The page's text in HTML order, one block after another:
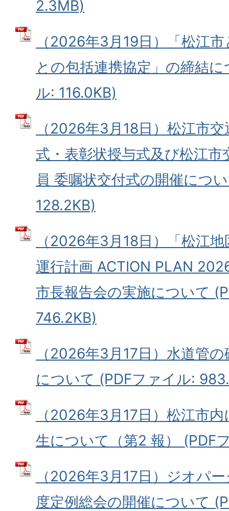
2.3MB)
（2026年3月19日）「松江
との包括連携協定」の締結
ル: 116.0KB)
（2026年3月18日）松江市
式・表彰状授与式及び松江市
員 委嘱状交付式の開催につ
128.2KB)
（2026年3月18日）「松江
運行計画 ACTION PLAN
市長報告会の実施について
746.2KB)
（2026年3月17日）水道管
について (PDFファイル:
（2026年3月17日）松江市
生について（第2 報） (PDF
（2026年3月17日）ジオパ
度定例総会の開催について